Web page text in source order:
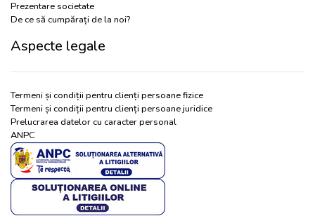
Prezentare societate
De ce să cumpărați de la noi?
Aspecte legale
Termeni și condiții pentru clienți persoane fizice
Termeni și condiții pentru clienți persoane juridice
Prelucrarea datelor cu caracter personal
ANPC